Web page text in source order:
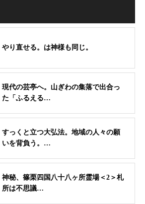
やり直せる。は神様も同じ。
現代の芸亭へ。山ぎわの集落で出合っ
た「ふるえる…
すっくと立つ大弘法。地域の人々の願
いを背負う。…
神秘、篠栗四国八十八ヶ所霊場＜2＞札
所は不思議…